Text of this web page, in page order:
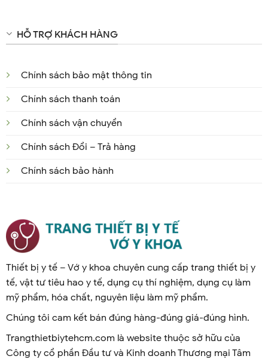
HỖ TRỢ KHÁCH HÀNG
Chính sách bảo mật thông tin
Chính sách thanh toán
Chính sách vận chuyển
Chính sách Đổi – Trả hàng
Chính sách bảo hành
Thiết bị y tế – Vớ y khoa chuyên cung cấp trang thiết bị y
tế, vật tư tiêu hao y tế, dụng cụ thí nghiệm, dụng cụ làm
mỹ phẩm, hóa chất, nguyên liệu làm mỹ phẩm.
Chúng tôi cam kết bán đúng hàng-đúng giá-đúng hình.
Trangthietbiytehcm.com là website thuộc sở hữu của
Công ty cổ phần Đầu tư và Kinh doanh Thương mại Tâm